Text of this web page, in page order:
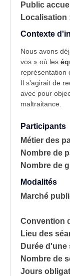
Public
Localisation
Contexte
Nous avons
vos » où les
représentation
Il s’agirait de
avec pour
maltraitance.
Participants
Métier des
Nombre de
Nombre de
Modalités
Marché
Convention
Lieu des
Durée d'une
Nombre de
Jours